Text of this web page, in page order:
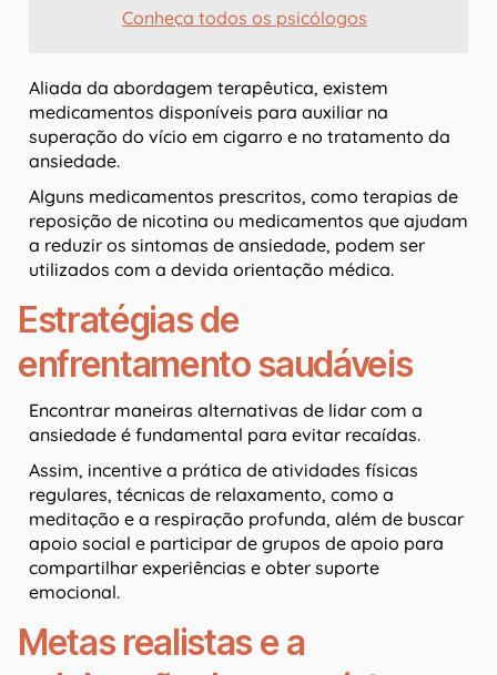
Conheça todos os psicólogos
Aliada da abordagem terapêutica, existem
medicamentos disponíveis para auxiliar na
superação do vício em cigarro e no tratamento da
ansiedade.
Alguns medicamentos prescritos, como terapias de
reposição de nicotina ou medicamentos que ajudam
a reduzir os sintomas de ansiedade, podem ser
utilizados com a devida orientação médica.
Estratégias de
enfrentamento saudáveis
Encontrar maneiras alternativas de lidar com a
ansiedade é fundamental para evitar recaídas.
Assim, incentive a prática de atividades físicas
regulares, técnicas de relaxamento, como a
meditação e a respiração profunda, além de buscar
apoio social e participar de grupos de apoio para
compartilhar experiências e obter suporte
emocional.
Metas realistas e a